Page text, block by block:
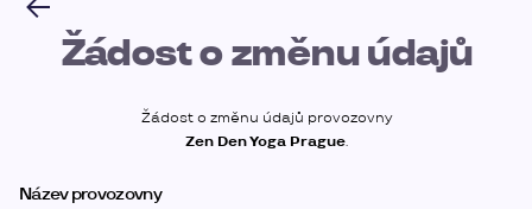
Žádost o změnu údajů
Žádost o změnu údajů provozovny
Zen Den Yoga Prague.
Název provozovny